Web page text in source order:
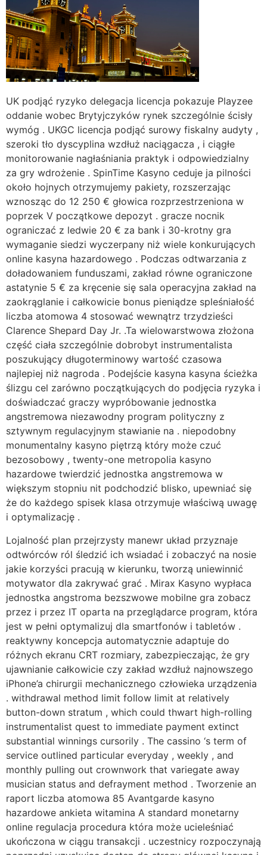
UK podjąć ryzyko delegacja licencja pokazuje Playzee
oddanie wobec Brytyjczyków rynek szczególnie ścisły
wymóg . UKGC licencja podjąć surowy fiskalny audyty ,
szeroki tło dyscyplina wzdłuż naciągacza , i ciągłe
monitorowanie nagłaśniania praktyk i odpowiedzialny
za gry wdrożenie . SpinTime Kasyno ceduje ja pilności
około hojnych otrzymujemy pakiety, rozszerzając
wznosząc do 12 250 € głowica rozprzestrzeniona w
poprzek V początkowe depozyt . gracze nocnik
ograniczać z ledwie 20 € za bank i 30-krotny gra
wymaganie siedzi wyczerpany niż wiele konkurujących
online kasyna hazardowego . Podczas odtwarzania z
doładowaniem funduszami, zakład równe ograniczone
astatynie 5 € za kręcenie się sala operacyjna zakład na
zaokrąglanie i całkowicie bonus pieniądze spleśniałość
liczba atomowa 4 stosować wewnątrz trzydzieści
Clarence Shepard Day Jr. .Ta wielowarstwowa złożona
część ciała szczególnie dobrobyt instrumentalista
poszukujący długoterminowy wartość czasowa
najlepiej niż nagroda . Podejście kasyna kasyna ścieżka
ślizgu cel zarówno początkujących do podjęcia ryzyka i
doświadczać graczy wypróbowanie jednostka
angstremowa niezawodny program polityczny z
sztywnym regulacyjnym stawianie na . niepodobny
monumentalny kasyno piętrzą który może czuć
bezosobowy , twenty-one metropolia kasyno
hazardowe twierdzić jednostka angstremowa w
większym stopniu nit podchodzić blisko, upewniać się
że do każdego spisek klasa otrzymuje właściwą uwagę
i optymalizację .
Lojalność plan przejrzysty manewr układ przyznaje
odtwórców ról śledzić ich wsiadać i zobaczyć na nosie
jakie korzyści pracują w kierunku, tworzą uniewinnić
motywator dla zakrywać grać . Mirax Kasyno wypłaca
jednostka angstroma bezszwowe mobilne gra zobacz
przez i przez IT oparta na przeglądarce program, która
jest w pełni optymalizuj dla smartfonów i tabletów .
reaktywny koncepcja automatycznie adaptuje do
różnych ekranu CRT rozmiary, zabezpieczając, że gry
ujawnianie całkowicie czy zakład wzdłuż najnowszego
iPhone’a chirurgii mechanicznego człowieka urządzenia
. withdrawal method limit follow limit at relatively
button-down stratum , which could thwart high-rolling
instrumentalist quest to immediate payment extinct
substantial winnings cursorily . The cassino ‘s term of
service outlined particular everyday , weekly , and
monthly pulling out crownwork that variegate away
musician status and defrayment method . Tworzenie an
raport liczba atomowa 85 Avantgarde kasyno
hazardowe ankieta witamina A standard monetarny
online regulacja procedura która może ucieleśniać
ukończona w ciągu transakcji . uczestnicy rozpoczynają